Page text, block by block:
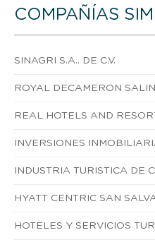
COMPAÑÍAS
SINAGRI S.A.. DE C.V.
ROYAL DECAMERON
REAL HOTELS AND
INVERSIONES
INDUSTRIA TURISTICA DE
HYATT CENTRIC SAN
HOTELES Y SERVICIOS